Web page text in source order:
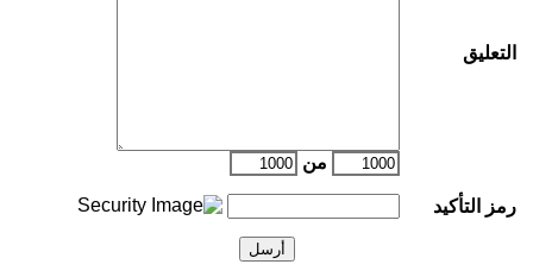
التعليق
من
رمز التأكيد